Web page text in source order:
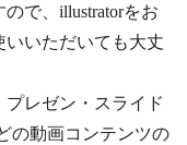
で、illustratorをお
いただいても大丈
レゼン・スライド
の動画コンテンツの